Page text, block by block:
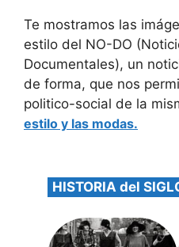
Te mostramos las
estilo del NO-DO
Documentales), un
de forma, que nos
politico-social de la
estilo y las modas.
HISTORIA del